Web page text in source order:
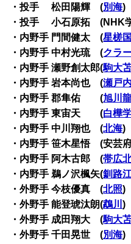
・投手 松田陽輝 (別海)
・投手 小石原拓 (NHK
・内野手 門間健太 (星槎
・内野手 中村光琉 (クラ
・内野手 瀬野創太郎(駒大
・内野手 岩本尚也 (瀬戸
・内野手 郡隼佑 (旭川
・内野手 東宙天 (白樺
・内野手 中川翔也 (北海)
・内野手 笹木星悟 (安芸
・内野手 阿木古郎 (帯広
・内野手 鵜ノ沢楓矢(釧路
・外野手 今枝優真 (北照)
・外野手 能登琥汰朗(鵡川)
・外野手 成田翔大 (駒大
・外野手 千田晃世 (別海)